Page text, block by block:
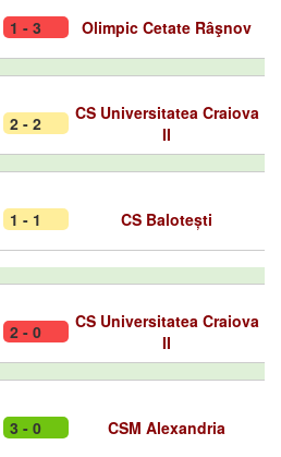
1 - 3 Olimpic Cetate Râşnov
2 - 2
CS Universitatea Craiova
II
1 - 1 CS Balotești
2 - 0
CS Universitatea Craiova
II
3 - 0 CSM Alexandria